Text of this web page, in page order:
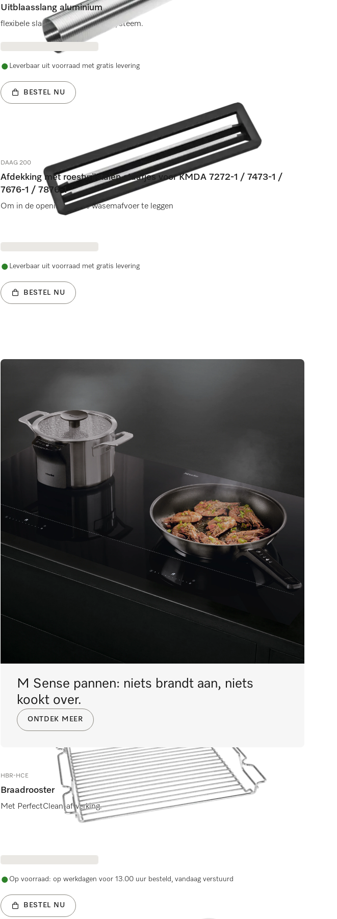
Uitblaasslang aluminium
flexibele slang voor luchtafvoersysteem.
Leverbaar uit voorraad met gratis levering
BESTEL NU
DAAG 200
Afdekking met roestvrijstalen staafjes voor KMDA 7272-1 / 7473-1 /
7676-1 / 7876-1
Om in de opening van de wasemafvoer te leggen
Leverbaar uit voorraad met gratis levering
BESTEL NU
HBR-HCE
Braadrooster
Met PerfectClean-afwerking.
Op voorraad: op werkdagen voor 13.00 uur besteld, vandaag verstuurd
BESTEL NU
M Sense pannen: niets brandt aan, niets
kookt over.
ONTDEK MEER